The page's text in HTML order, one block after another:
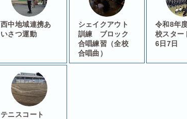
西中地域連携あ
いさつ運動
シェイクアウト
訓練 ブロック
合唱練習（全校
合唱曲）
令和8年
校スタ
6日7日
テニスコート